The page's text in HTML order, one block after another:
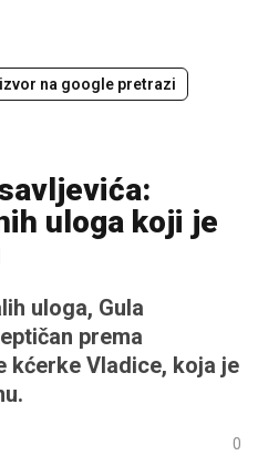
na google pretrazi
uloga koji je
uloga, Gula
prema
kćerke Vladice, koja je
0